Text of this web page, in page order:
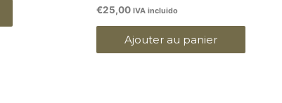
€25,00 IVA incluido
Ajouter au panier